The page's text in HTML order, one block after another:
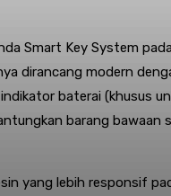
Smart Key System
dirancang modern
baterai (khusus
barang
yang lebih responsif